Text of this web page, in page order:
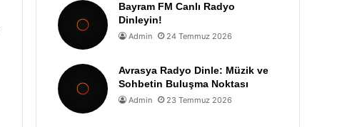
Bayram FM Canlı Radyo
Dinleyin!
Admin 24 Temmuz 2026
Avrasya Radyo Dinle: Müzik ve
Sohbetin Buluşma Noktası
Admin 23 Temmuz 2026